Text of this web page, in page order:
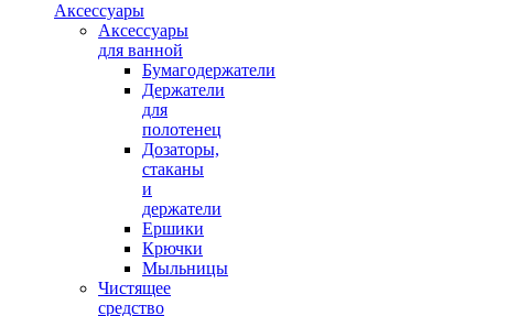
Аксессуары
Аксессуары
для ванной
Бумагодержатели
Держатели
для
полотенец
Дозаторы,
стаканы
и
держатели
Ершики
Крючки
Мыльницы
Чистящее
средство